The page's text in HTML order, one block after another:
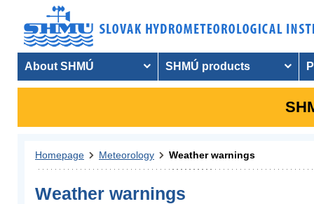
About SHMÚ SHMÚ products
Homepage Meteorology Weather warnings
Weather warnings